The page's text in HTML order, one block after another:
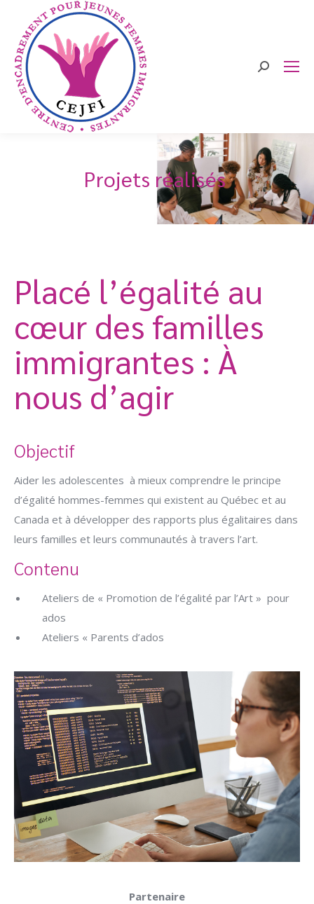
Search:
Projets réalisés
Placé l’égalité au
cœur des familles
immigrantes : À
nous d’agir
Objectif
Aider les adolescentes à mieux comprendre le principe
d’égalité hommes-femmes qui existent au Québec et au
Canada et à développer des rapports plus égalitaires dans
leurs familles et leurs communautés à travers l’art.
Contenu
Ateliers de « Promotion de l’égalité par l’Art » pour
ados
Ateliers « Parents d’ados
Partenaire